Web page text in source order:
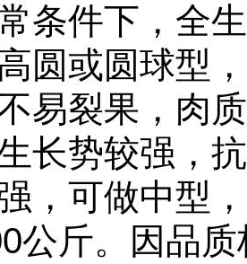
条件下，全
圆或圆球型
易裂果，肉
长势较强，
，可做中型
公斤。因品